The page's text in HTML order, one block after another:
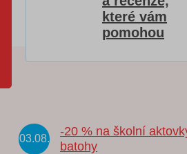
které vám
pomohou
03.08.
-20 % na školní
batohy